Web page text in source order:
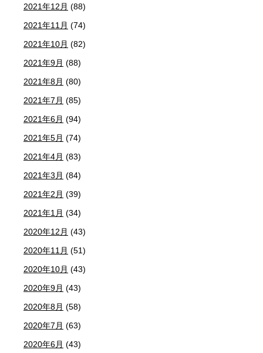
2021年12月 (88)
2021年11月 (74)
2021年10月 (82)
2021年9月 (88)
2021年8月 (80)
2021年7月 (85)
2021年6月 (94)
2021年5月 (74)
2021年4月 (83)
2021年3月 (84)
2021年2月 (39)
2021年1月 (34)
2020年12月 (43)
2020年11月 (51)
2020年10月 (43)
2020年9月 (43)
2020年8月 (58)
2020年7月 (63)
2020年6月 (43)